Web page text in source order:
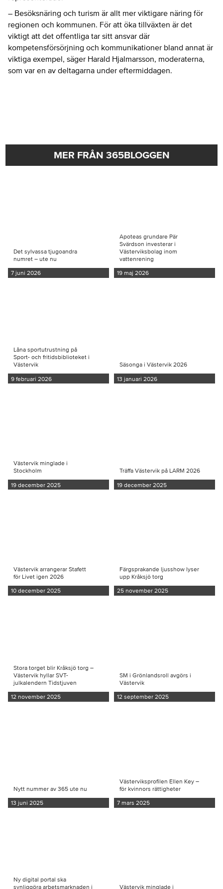
– Besöksnäring och turism är allt mer viktigare näring för
regionen och kommunen. För att öka tillväxten är det
viktigt att det offentliga tar sitt ansvar där
kompetensförsörjning och kommunikationer bland annat är
viktiga exempel, säger Harald Hjalmarsson, moderaterna,
som var en av deltagarna under eftermiddagen.
MER FRÅN 365BLOGGEN
Det sylvassa tjugoandra
numret – ute nu
7 juni 2026
Apoteas grundare Pär
Svärdson investerar i
Västerviksbolag inom
vattenrening
19 maj 2026
Låna sportutrustning på
Sport- och fritidsbiblioteket i
Västervik
9 februari 2026
Säsonga i Västervik 2026
13 januari 2026
Västervik minglade i
Stockholm
19 december 2025
Träffa Västervik på LARM 2026
19 december 2025
Västervik arrangerar Stafett
för Livet igen 2026
10 december 2025
Färgsprakande ljusshow lyser
upp Kråksjö torg
25 november 2025
Stora torget blir Kråksjö torg –
Västervik hyllar SVT-
julkalendern Tidstjuven
12 november 2025
SM i Grönlandsroll avgörs i
Västervik
12 september 2025
Nytt nummer av 365 ute nu
13 juni 2025
Västerviksprofilen Ellen Key –
för kvinnors rättigheter
7 mars 2025
Ny digital portal ska
synliggöra arbetsmarknaden i
Västervik minglade i